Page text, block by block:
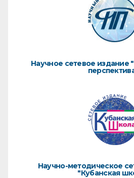
Научное сетевое издание
Научно-методическое
"Кубанская